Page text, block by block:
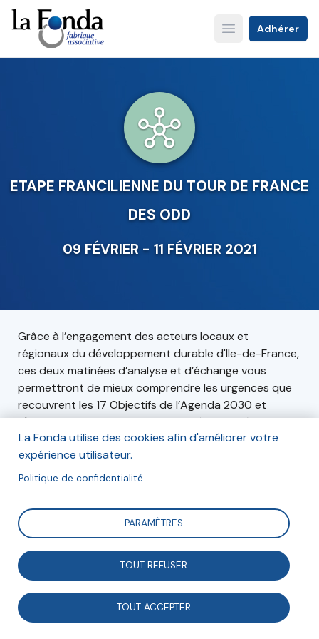
Aller
au
contenu
principal
Open main menu
Adhérer
ETAPE FRANCILIENNE DU TOUR DE FRANCE
DES ODD
09 FÉVRIER - 11 FÉVRIER 2021
Grâce à l’engagement des acteurs locaux et
régionaux du développement durable d'Ile-de-France,
ces deux matinées d’analyse et d’échange vous
permettront de mieux comprendre les urgences que
recouvrent les 17 Objectifs de l’Agenda 2030 et
d'identifier comment passer concrètement à l’action
sur votre territoire et dans votre organisation.
Mardi 9 et jeudi 11 février Les deux matinées auront
lieu en distanciel.
Inscription en ligne
La Fonda utilise des cookies afin d'améliorer votre
expérience utilisateur.
Politique de confidentialité
PARAMÈTRES
TOUT REFUSER
TOUT ACCEPTER